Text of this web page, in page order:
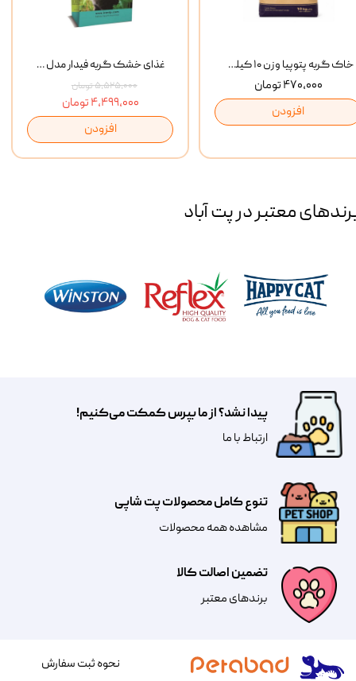
غذای خشک گربه فیدار مدل Adult وزن 10 کیلوگرم
۵,۵۲۵,۰۰۰ تومان
۴,۴۹۹,۰۰۰ تومان
افزودن
خاک گربه پتوپیا وزن ۱۰ کیلوگرم
۴۷۰,۰۰۰ تومان
افزودن
معتبر در پت آباد
تضمین اصالت کالا
​​برندهای معتبر​​​​​​​
تنوع کامل محصولات پت شاپی
مشاهده همه محصولات
پیدا نشد؟ از ما بپرس کمکت می‌کنیم!
​​​ارتباط با ما
نحوه ثبت سفارش